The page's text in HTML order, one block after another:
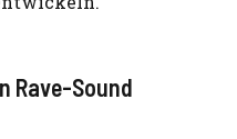
Rave-Sound